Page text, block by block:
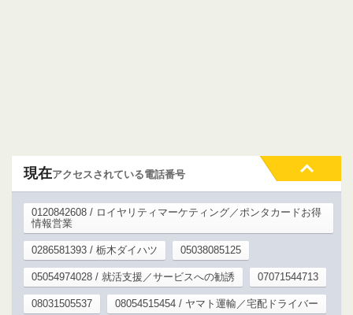
現在アクセスされている電話番号
0120842608 / ロイヤリティマーケティング／ポンタカードお得
情報営業
0286581393 / 栃木ダイハツ 05038085125
05054974028 / 就活支援／サービスへの勧誘 07071544713
08031505537 08054515454 / ヤマト運輸／宅配ドライバー